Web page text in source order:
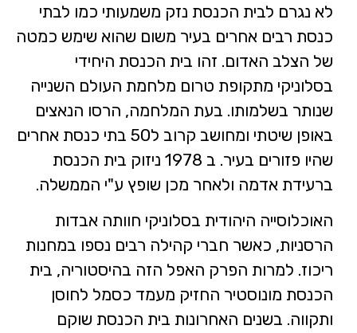
לא נגרם לבית הכנסת נזק משמעותי כמו לבתי
כנסת רבים אחרים בעיר משום שהוא שימש כמטה
של הצלב האדום. זהו בית הכנסת היחידי
בסלוניקי מתקופת טרום מלחמת העולם השנייה
שנותר בשלמותו. בעת המלחמה, הרסו הנאצים
באופן שיטתי ומחושב קרוב ל50 בתי כנסת אחרים
שהיו פזורים בעיר. ב 1978 ניזוק בית הכנסת
ברעידת אדמה ולאחר מכן שופץ ע"י הממשלה.
האוכלוסייה היהודית בסלוניקי חוותה אבדות
הרסניות, כאשר חברי קהילה רבים נספו במחנות
ריכוז. למרות הפרק האפל הזה בהיסטוריה, בית
הכנסת מונוסטיר החזיק מעמד כסמל לחוסן
ותקווה. בשנים האחרונות בית הכנסת שוקם